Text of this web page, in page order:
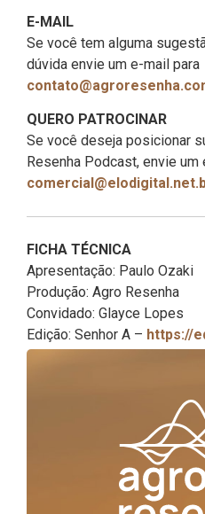
E-MAIL
Se você tem alguma
dúvida envie um e-mail para
QUERO PATROCINAR
Se você deseja posicionar
Resenha Podcast, envie um
FICHA TÉCNICA
Apresentação: Paulo Ozaki
Produção: Agro Resenha
Convidado: Glayce Lopes
Edição: Senhor A – https://